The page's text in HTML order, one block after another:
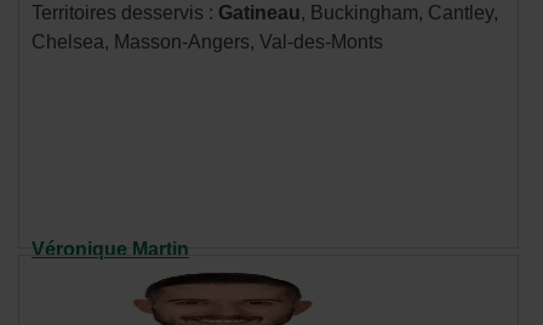
dans
une
Territoires desservis : Gatineau, Buckingham, Cantley,
Chelsea, Masson-Angers, Val-des-Monts
Véronique Martin
Cellulaire : 819 712-3181
Communiquer par courriel- Cet